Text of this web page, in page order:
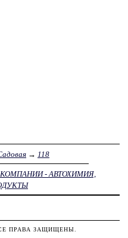
→ 118
- АВТОХИМИЯ,
ПРАВА ЗАЩИЩЕНЫ.